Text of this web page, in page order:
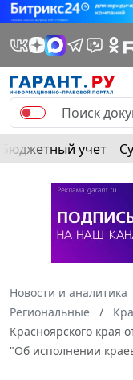
Бюджетный учет
Новости и аналитика
Региональные
Красноярского края
"Об исполнении